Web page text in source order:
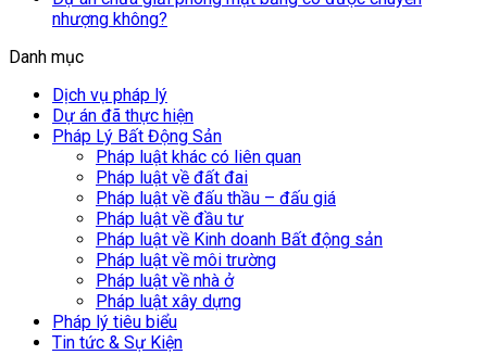
nhượng không?
Danh mục
Dịch vụ pháp lý
Dự án đã thực hiện
Pháp Lý Bất Động Sản
Pháp luật khác có liên quan
Pháp luật về đất đai
Pháp luật về đấu thầu – đấu giá
Pháp luật về đầu tư
Pháp luật về Kinh doanh Bất động sản
Pháp luật về môi trường
Pháp luật về nhà ở
Pháp luật xây dựng
Pháp lý tiêu biểu
Tin tức & Sự Kiện